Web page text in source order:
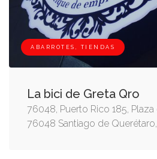
ABARROTES, TIENDAS
La bici de Greta Qro
76048, Puerto Rico 185,
76048 Santiago de